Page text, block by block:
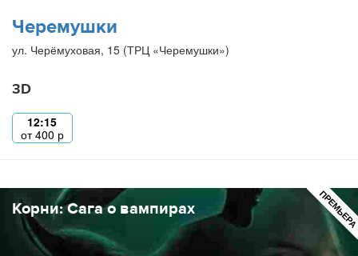
Черемушки
ул. Черёмуховая, 15 (ТРЦ «Черемушки»)
3D
12:15
от400 р
Корни: Сага о вампирах